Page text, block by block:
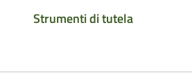
Strumenti di tutela